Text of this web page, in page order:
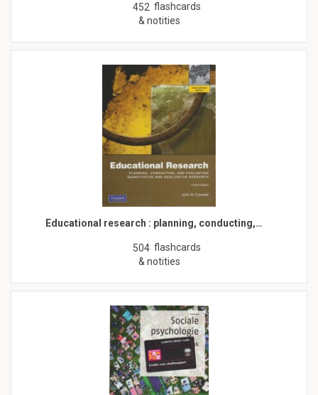
452 flashcards
& notities
Educational research : planning, conducting,…
504 flashcards
& notities